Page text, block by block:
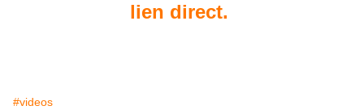
lien direct.
#videos